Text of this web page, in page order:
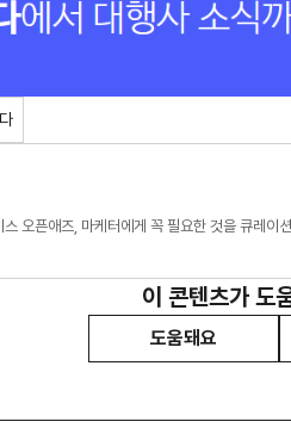
스 오픈애즈, 마케터에게 꼭 필요한 것을 큐레이
이 콘텐츠가 도
도움돼요